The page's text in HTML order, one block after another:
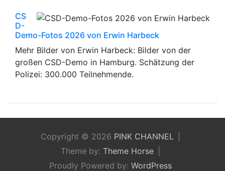
CS
D-
Demo-Fotos 2026 von Erwin Harbeck
Mehr Bilder von Erwin Harbeck: Bilder von der
großen CSD-Demo in Hamburg. Schätzung der
Polizei: 300.000 Teilnehmende.
Copyright © 2026 PINK CHANNEL
Theme by: Theme Horse
Proudly Powered by: WordPress